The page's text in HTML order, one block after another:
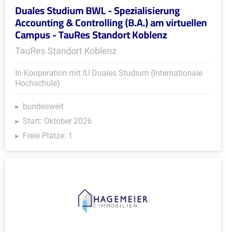
Duales Studium BWL - Spezialisierung
Accounting & Controlling (B.A.) am virtuellen
Campus - TauRes Standort Koblenz
TauRes Standort Koblenz
In Kooperation mit IU Duales Studium (Internationale
Hochschule)
bundesweit
Start: Oktober 2026
Freie Plätze: 1